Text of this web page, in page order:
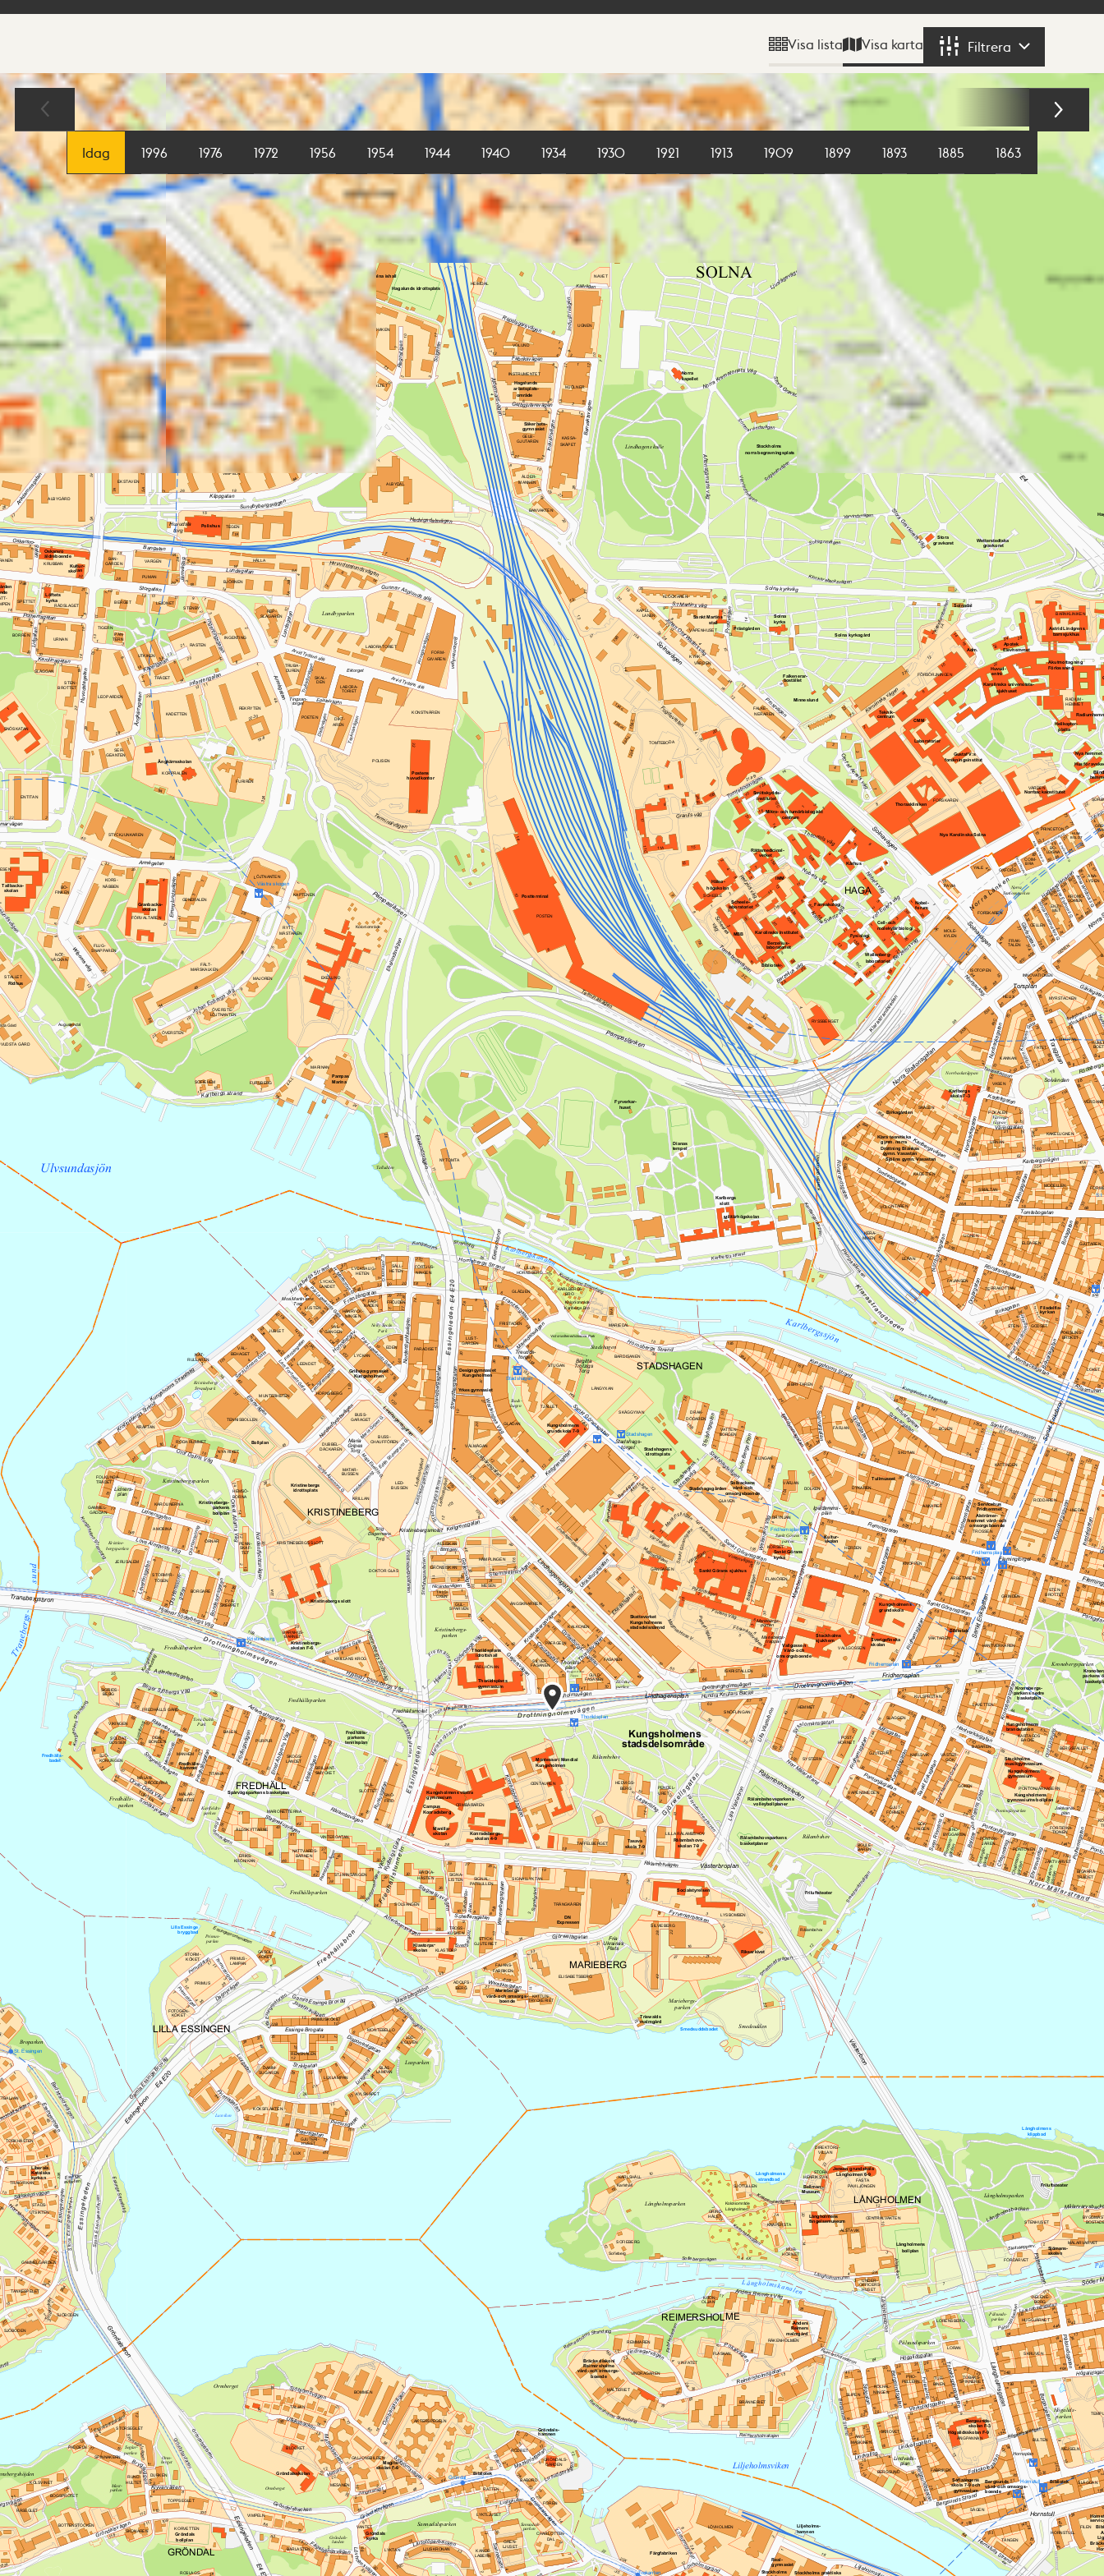
Visa lista Visa karta Filtrera
Karta
Idag 1996 1976 1972 1956 1954 1944 1940 1934 1930 1921 1913 1909 1899 1893 1885 1863 1855